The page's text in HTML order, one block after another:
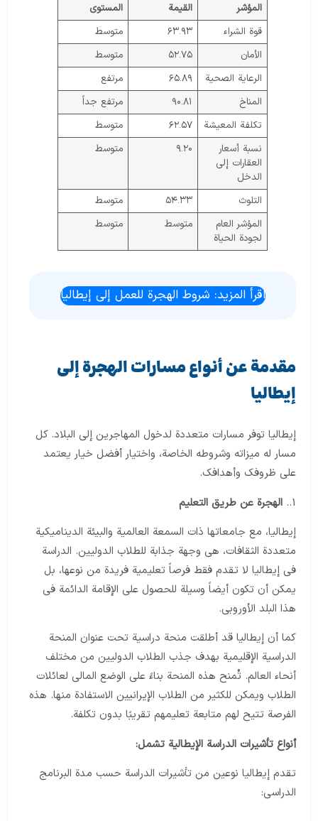
المؤشر القيمة
المستوى
قوة الشراء
٦٣.٩٣
متوسط
الأمان
٥٢.٧٥
متوسط
الرعاية الصحية
٦٥.٨٩
مرتفع
المناخ
٩٠.٨١
مرتفع جداً
تكلفة المعيشة
٦٢.٥٧
متوسط
نسبة أسعار
العقارات إلى
الدخل
٩.٢٠ متوسط
التلوث ٥٤.٣٣
متوسط
المؤشر العام
لجودة الحياة
متوسط متوسط
اقرأ المزيد: شروط الهجرة للعمل إلى إيطاليا
مقدمة عن أنواع مسارات الهجرة إلى
إيطاليا
إيطاليا توفر مسارات متعددة لدخول المهاجرين إلى البلاد. كل
مسار له ميزاته وشروطه الخاصة، واختيار أفضل خيار يعتمد
على ظروفك وأهدافك.
1..
الهجرة عن طريق التعليم
إيطاليا، مع جامعاتها ذات السمعة العالمية والبيئة الديناميكية
متعددة الثقافات، هي وجهة جذابة للطلاب الدوليين. الدراسة
في إيطاليا لا تقدم فقط فرصاً تعليمية فريدة من نوعها، بل
يمكن أن تكون أيضاً وسيلة للحصول على الإقامة الدائمة في
هذا البلد الأوروبي.
كما أن إيطاليا قد أطلقت منحة دراسية تحت عنوان المنحة
الدراسية الإقليمية بهدف جذب الطلاب الدوليين من مختلف
أنحاء العالم. تُمنح هذه المنحة بناءً على الوضع المالي لعائلات
الطلاب ويمكن للكثير من الطلاب الإيرانيين الاستفادة منها. هذه
الفرصة تتيح لهم متابعة تعليمهم تقريبًا بدون تكلفة.
أنواع تأشيرات الدراسة الإيطالية تشمل:
تقدم إيطاليا نوعين من تأشيرات الدراسة حسب مدة البرنامج
الدراسي: